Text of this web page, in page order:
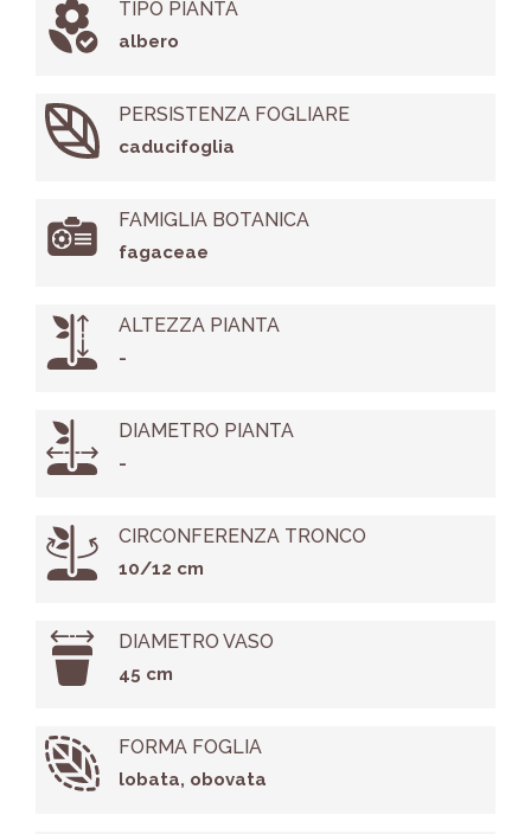
TIPO PIANTA
albero
PERSISTENZA FOGLIARE
caducifoglia
FAMIGLIA BOTANICA
fagaceae
ALTEZZA PIANTA
-
DIAMETRO PIANTA
-
CIRCONFERENZA TRONCO
10/12 cm
DIAMETRO VASO
45 cm
FORMA FOGLIA
lobata, obovata